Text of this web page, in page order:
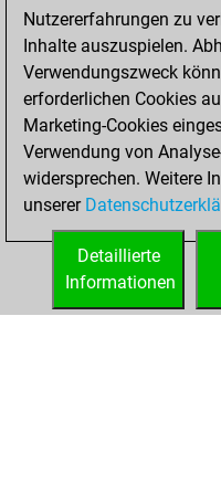
kafka2016 1507 1
atacadao 1300 1 w
jack58 1408 0 b
jmo 1256 1 b
boniato 1488 0
noha 1257 0
1321 1
sailor950 1592 r b
dakary 1369 0
1356
grunfelder 1452
reaper 1834 0 b
STARTSEITE
Nutzererfahrungen zu
Inhalte auszuspielen.
Verwendungszweck
erforderlichen Cookies
Marketing-Cookies
Verwendung von
widersprechen. Weitere
unserer
Detaillierte
Informationen